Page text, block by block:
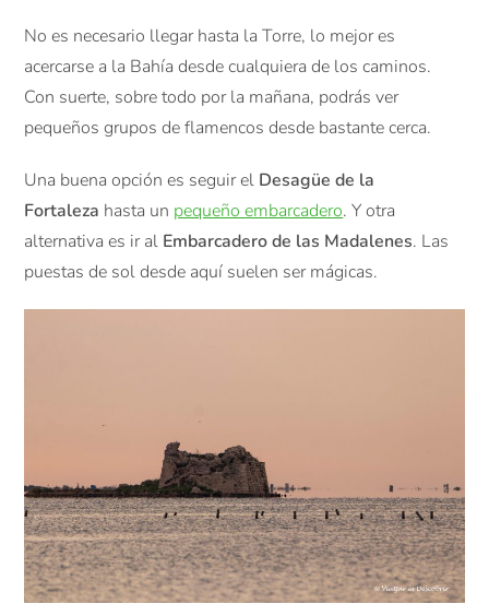
No es necesario llegar hasta la Torre, lo mejor es
acercarse a la Bahía desde cualquiera de los caminos.
Con suerte, sobre todo por la mañana, podrás ver
pequeños grupos de flamencos desde bastante cerca.
Una buena opción es seguir el Desagüe de la
Fortaleza hasta un pequeño embarcadero. Y otra
alternativa es ir al Embarcadero de las Madalenes. Las
puestas de sol desde aquí suelen ser mágicas.